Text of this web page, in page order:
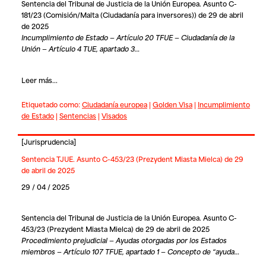
Sentencia del Tribunal de Justicia de la Unión Europea. Asunto C-
181/23 (Comisión/Malta (Ciudadanía para inversores)) de 29 de abril
de 2025
Incumplimiento de Estado — Artículo 20 TFUE — Ciudadanía de la
Unión — Artículo 4 TUE, apartado 3…
Leer más...
Etiquetado como:Ciudadanía europea| Golden Visa| Incumplimiento
de Estado| Sentencias| Visados
[Jurisprudencia]
Sentencia TJUE. Asunto C-453/23 (Prezydent Miasta Mielca) de 29
de abril de 2025
29 / 04 / 2025
Sentencia del Tribunal de Justicia de la Unión Europea. Asunto C-
453/23 (Prezydent Miasta Mielca) de 29 de abril de 2025
Procedimiento prejudicial — Ayudas otorgadas por los Estados
miembros — Artículo 107 TFUE, apartado 1 — Concepto de “ayuda…